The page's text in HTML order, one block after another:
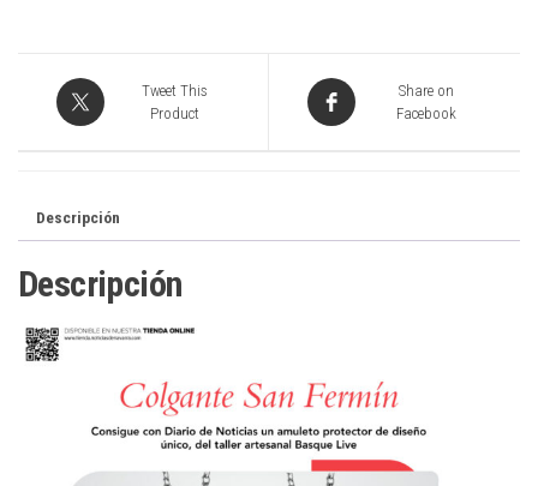
Tweet This
Product
Share on
Facebook
Descripción
Descripción